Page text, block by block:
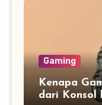
Gaming
Kenapa
dari Konsol